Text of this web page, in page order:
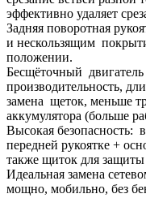
эффективно удаляет
Задняя поворотная
и нескользящим
положении.
Бесщёточный
производительность,
замена щеток, меньше
аккумулятора (больше
Высокая безопасность:
передней рукоятке +
также щиток для защиты
Идеальная замена
мощно, мобильно, без